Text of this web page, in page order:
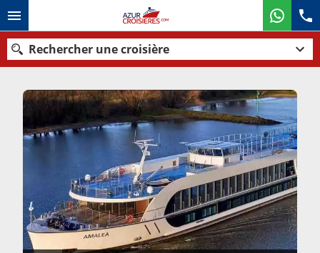
Rechercher une croisière
Nos destinations
Ports Compagnies
Rechercher